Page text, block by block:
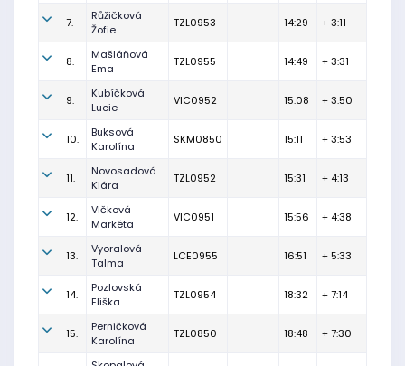
7.
Růžičková
Žofie
TZL0953 14:29 + 3:11
8.
Mašláňová
Ema
TZL0955 14:49 + 3:31
9.
Kubíčková
Lucie
VIC0952 15:08 + 3:50
10.
Buksová
Karolína
SKM0850 15:11 + 3:53
11.
Novosadová
Klára
TZL0952 15:31 + 4:13
12.
Vlčková
Markéta
VIC0951 15:56 + 4:38
13.
Vyoralová
Talma
LCE0955 16:51 + 5:33
14.
Pozlovská
Eliška
TZL0954 18:32 + 7:14
15.
Perničková
Karolína
TZL0850 18:48 + 7:30